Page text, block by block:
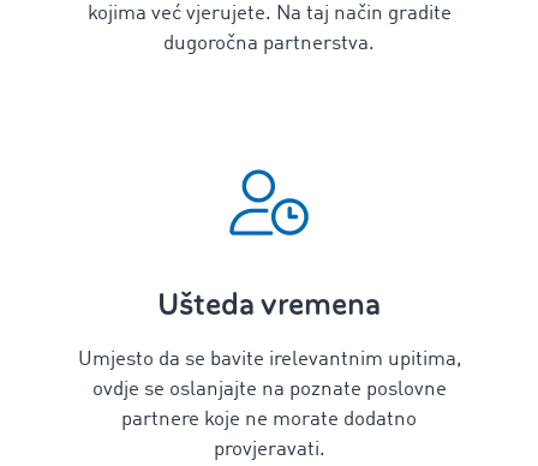
kojima već vjerujete. Na taj način gradite
dugoročna partnerstva.
Ušteda vremena
Umjesto da se bavite irelevantnim upitima,
ovdje se oslanjajte na poznate poslovne
partnere koje ne morate dodatno
provjeravati.